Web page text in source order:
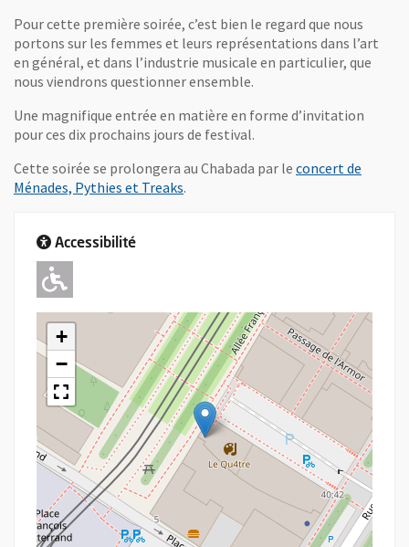
Pour cette première soirée, c’est bien le regard que nous
portons sur les femmes et leurs représentations dans l’art
en général, et dans l’industrie musicale en particulier, que
nous viendrons questionner ensemble.
Une magnifique entrée en matière en forme d’invitation
pour ces dix prochains jours de festival.
Cette soirée se prolongera au Chabada par le concert de
Ménades, Pythies et Treaks.
Accessibilité
Adapté pour l'handicap Moteur
+
−